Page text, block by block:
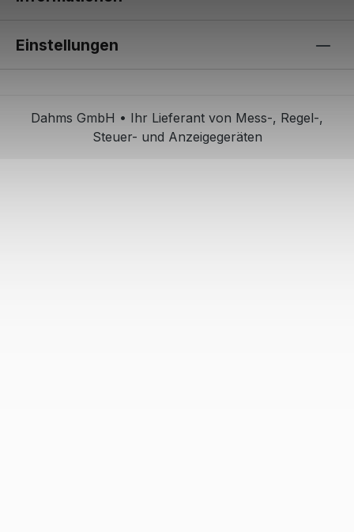
Einstellungen
Dahms GmbH • Ihr Lieferant von Mess-, Regel-,
Steuer- und Anzeigegeräten